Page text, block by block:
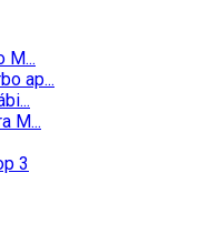
M...
ap...
M...
3